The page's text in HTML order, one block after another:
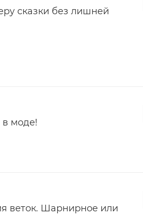
сказки без лишней
моде!
веток. Шарнирное или